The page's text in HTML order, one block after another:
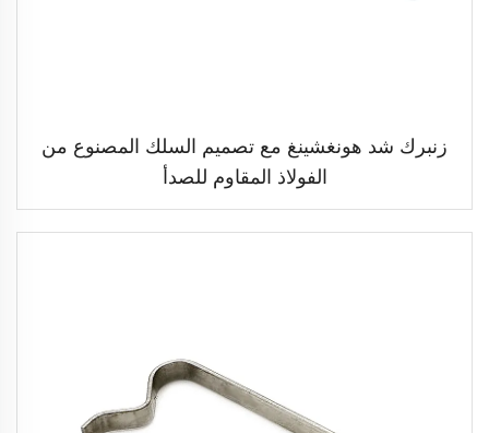
زنبرك شد هونغشينغ مع تصميم السلك المصنوع من
الفولاذ المقاوم للصدأ